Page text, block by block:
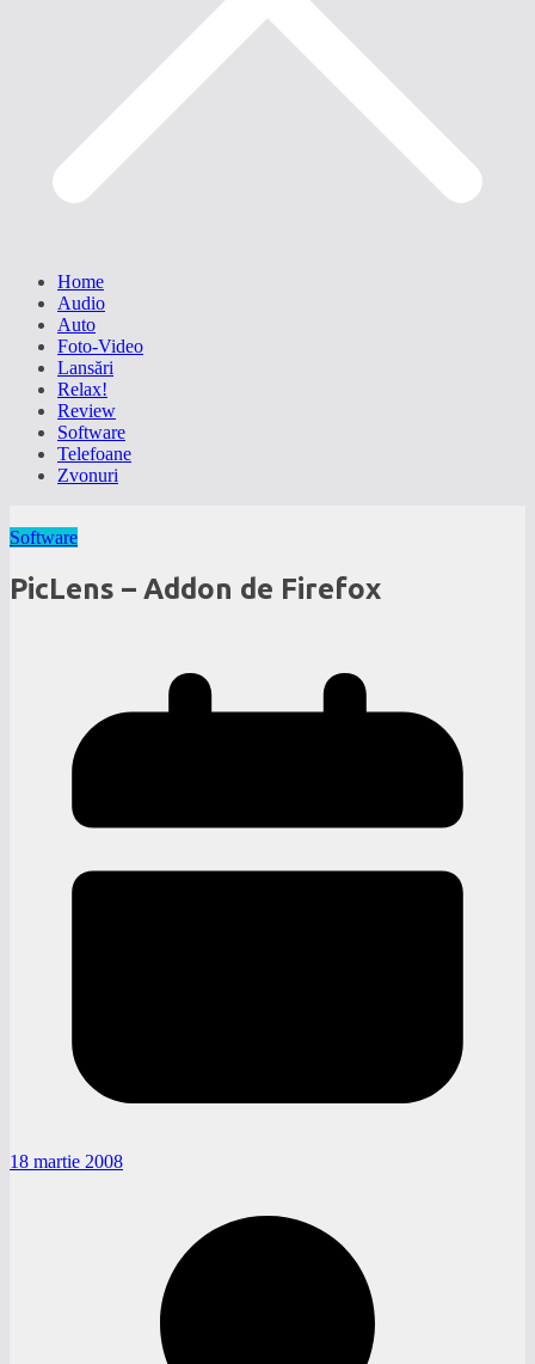
Home
Audio
Auto
Foto-Video
Lansări
Relax!
Review
Software
Telefoane
Zvonuri
Software
PicLens – Addon de Firefox
18 martie 2008